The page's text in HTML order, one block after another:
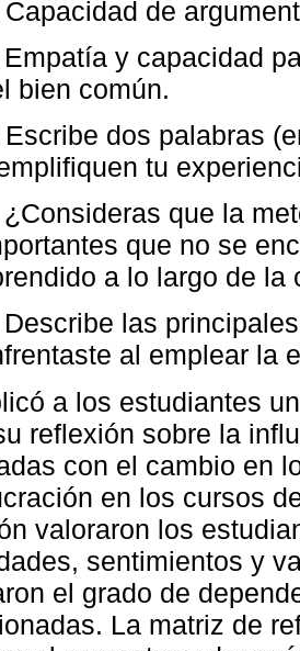
Capacidad de
y capacidad
bien común.
Escribe dos palabras
tu
que la
que no se
a lo largo de
las
al emplear la
a los estudiantes
reflexión sobre la
con el cambio en
en los cursos
valoraron los
sentimientos y
el grado de
La matriz de